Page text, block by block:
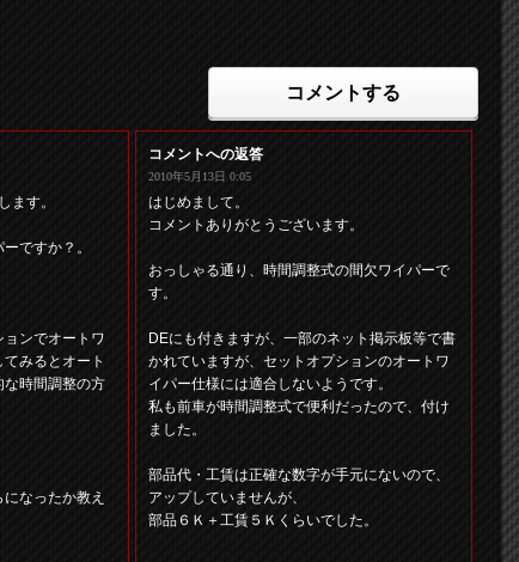
コメントする
ます。
ですか？。
ンでオートワ
みるとオート
な時間調整の方
なったか教え
コメントへの返答
2010年5月13日 0:05
はじめまして。
コメントありがとうございます。
おっしゃる通り、時間調整式の間欠ワイパーで
す。
DEにも付きますが、一部のネット掲示板等で書
かれていますが、セットオプションのオートワ
イパー仕様には適合しないようです。
私も前車が時間調整式で便利だったので、付け
ました。
部品代・工賃は正確な数字が手元にないので、
アップしていませんが、
部品６Ｋ＋工賃５Ｋくらいでした。